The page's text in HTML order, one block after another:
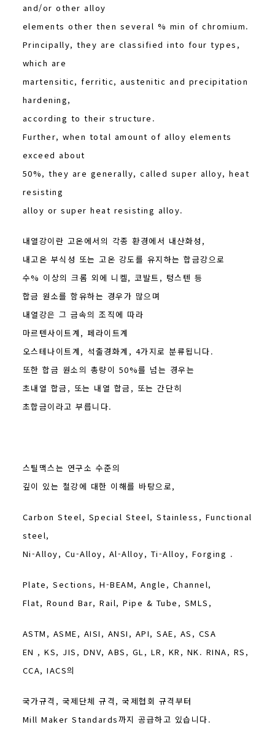
and/or other alloy
elements other then several % min of chromium.
Principally, they are classified into four types,
which are
martensitic, ferritic, austenitic and precipitation
hardening,
according to their structure.
Further, when total amount of alloy elements
exceed about
50%, they are generally, called super alloy, heat
resisting
alloy or super heat resisting alloy.
내열강이란 고온에서의 각종 환경에서 내산화성,
내고온 부식성 또는 고온 강도를 유지하는 합금강으로
수% 이상의 크롬 외에 니켈, 코발트, 텅스텐 등
합금 원소를 함유하는 경우가 많으며
내열강은 그 금속의 조직에 따라
마르텐사이트계, 페라이트계
오스테나이트계, 석출경화계, 4가지로 분류됩니다.
또한 합금 원소의 총량이 50%를 넘는 경우는
초내열 합금, 또는 내열 합금, 또는 간단히
초합금이라고 부릅니다.
스틸맥스는 연구소 수준의
깊이 있는 철강에 대한 이해를 바탕으로,
Carbon Steel, Special Steel, Stainless, Functional
steel,
Ni-Alloy, Cu-Alloy, Al-Alloy, Ti-Alloy, Forging .
Plate, Sections, H-BEAM, Angle, Channel,
Flat, Round Bar, Rail, Pipe & Tube, SMLS,
ASTM, ASME, AISI, ANSI, API, SAE, AS, CSA
EN , KS, JIS, DNV, ABS, GL, LR, KR, NK. RINA, RS,
CCA, IACS의
국가규격, 국제단체 규격,국제협회 규격부터
Mill Maker Standards까지 공급하고 있습니다.